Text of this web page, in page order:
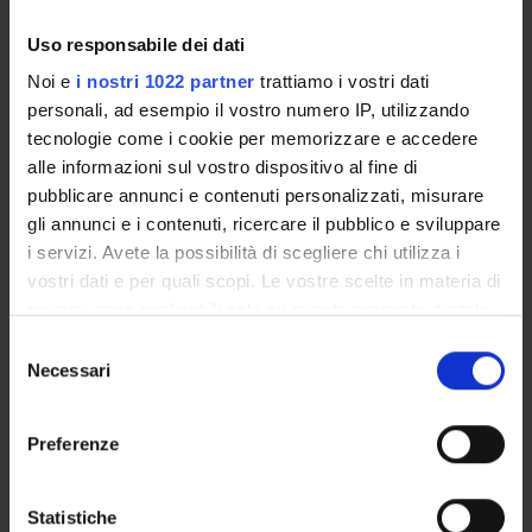
Uso responsabile dei dati
Noi e i nostri 1022 partner trattiamo i vostri dati
personali, ad esempio il vostro numero IP, utilizzando
tecnologie come i cookie per memorizzare e accedere
alle informazioni sul vostro dispositivo al fine di
pubblicare annunci e contenuti personalizzati, misurare
gli annunci e i contenuti, ricercare il pubblico e sviluppare
i servizi. Avete la possibilità di scegliere chi utilizza i
vostri dati e per quali scopi. Le vostre scelte in materia di
modificare o revocare il proprio consenso in qualsiasi
momento dalla Dichiarazione sui cookie o facendo clic
raccogliere informazioni sulla tua posizione
delNecessari
Preferenze
Statistiche
LABORATORI DI RICERCA
CENTRI DI RICERCA
BIBLIOTECHE
SPIN OFF E AZIENDE
Calendario